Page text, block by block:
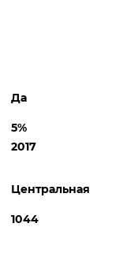
Да
5%
2017
Центральная
1044